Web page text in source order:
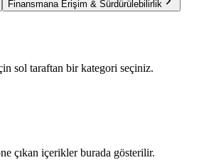
Finansmana Erişim & Sürdürülebilirlik
sol taraftan bir kategori seçiniz.
çıkan içerikler burada gösterilir.